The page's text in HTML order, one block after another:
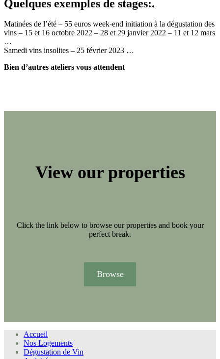
Quelques exemples de stages:.
Matinées de l’été – 55 euros week-end initiation à la dégustation des
vins – 15 et 16 octobre 2022 – 28 et 29 janvier 2022 – 11 et 12 mars
…
Samedi vins insolites – 25 février 2023 …
Bien d’autres ateliers vous attendent
View our properties
Click the link below to browse our properties and book your
perfect break.
Browse
Accueil
Nos Logements
Dégustation de Vin